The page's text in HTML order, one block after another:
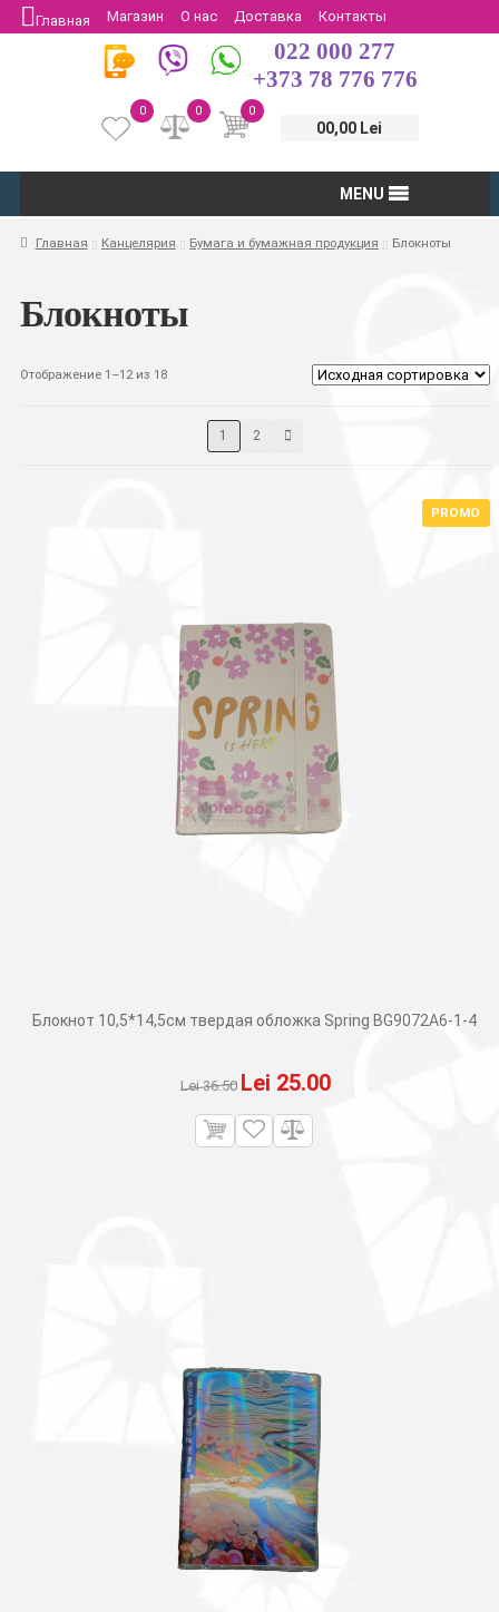
Главная Магазин О нас Доставка
Контакты
Защита потребителей
Возврат
022 000 277
+373 78 776 776
0
00,00 Lei
0
0
MENU
Главная Канцелярия Бумага и бумажная продукция Блокноты
Блокноты
Отображение 1–12 из 18
1 2
Блокнот 10,5*14,5см твердая обложка Spring BG9072A6-1-4
Lei36.50 Первоначальная
цена
составляла
Lei 25.00Текущая
PROMO